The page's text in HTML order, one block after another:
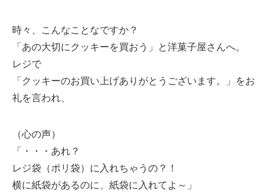
時々、こんなことなですか？
「あの大切にクッキーを買おう」と洋菓子屋さんへ。
レジで
「クッキーのお買い上げありがとうございます。」をお
礼を言われ、
（心の声）
「・・・あれ？
レジ袋（ポリ袋）に入れちゃうの？！
横に紙袋があるのに、紙袋に入れてよ～」